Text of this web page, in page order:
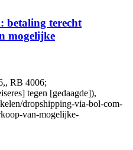
betaling terecht
mogelijke
RB 4006;
tegen [gedaagde]),
dropshipping-via-bol-com-
van-mogelijke-